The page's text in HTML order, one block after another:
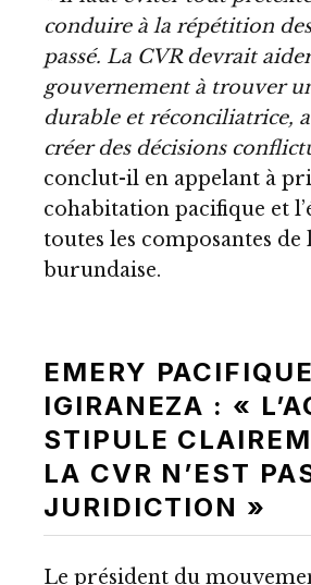
conduire à la répétition
passé. La CVR devrait
gouvernement à trouver
durable et réconciliatrice,
créer des décisions
conclut-il en appelant à
cohabitation pacifique et
toutes les composantes de
burundaise.
EMERY PACIFIQUE
IGIRANEZA : «
STIPULE
LA CVR N’EST
JURIDICTION »
Le président du